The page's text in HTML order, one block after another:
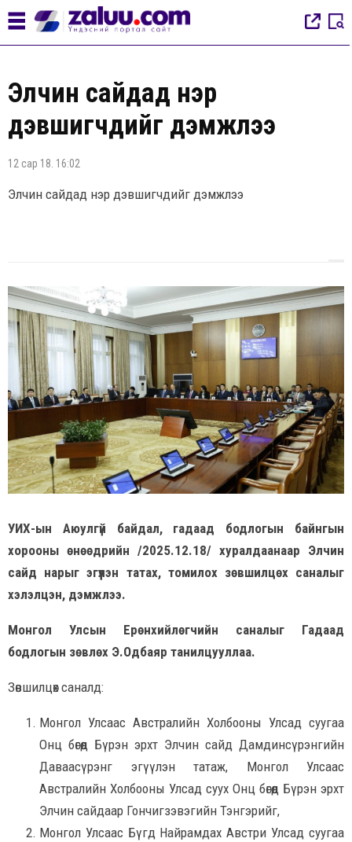
Элчин сайдад нэр
дэвшигчдийг дэмжлээ
12 сар 18. 16:02
Элчин сайдад нэр дэвшигчдийг дэмжлээ
УИХ-ын Аюулгүй байдал, гадаад бодлогын байнгын
хорооны өнөөдрийн /2025.12.18/ хуралдаанаар Элчин
сайд нарыг эгүүлэн татах, томилох зөвшилцөх саналыг
хэлэлцэн, дэмжлээ.
Монгол Улсын Ерөнхийлөгчийн саналыг Гадаад
бодлогын зөвлөх Э.Одбаяр танилцууллаа.
Зөвшилцөх саналд:
Монгол Улсаас Австралийн Холбооны Улсад суугаа
Онц бөгөөд Бүрэн эрхт Элчин сайд Дамдинсүрэнгийн
Даваасүрэнг эгүүлэн татаж, Монгол Улсаас
Австралийн Холбооны Улсад суух Онц бөгөөд Бүрэн эрхт
Элчин сайдаар Гончигзэвэгийн Тэнгэрийг,
Монгол Улсаас Бүгд Найрамдах Австри Улсад суугаа